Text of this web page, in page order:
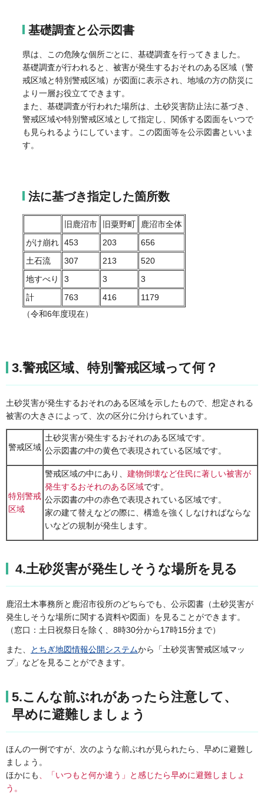
基礎調査と公示図書
県は、この危険な個所ごとに、基礎調査を行ってきました。
基礎調査が行われると、被害が発生するおそれのある区域（警
戒区域と特別警戒区域）が図面に表示され、地域の方の防災に
より一層お役立てできます。
また、基礎調査が行われた場所は、土砂災害防止法に基づき、
警戒区域や特別警戒区域として指定し、関係する図面をいつで
も見られるようにしています。この図面等を公示図書といいま
す。
法に基づき指定した箇所数
旧鹿沼市 旧粟野町
鹿沼市全体
がけ崩れ 453 203
656
土石流
307 213
520
地すべり
3 3
3
計
763 416
1179
（令和6年度現在）
3.警戒区域、特別警戒区域って何？
土砂災害が発生するおそれのある区域を示したもので、想定される
被害の大きさによって、次の区分に分けられています。
警戒区域
土砂災害が発生するおそれのある区域です。
公示図書の中の黄色で表現されている区域です。
特別警戒
区域
警戒区域の中にあり、 建物倒壊など住民に著しい被害が
発生するおそれのある区域です。
公示図書の中の赤色で表現されている区域です。
家の建て替えなどの際に、構造を強くしなければならな
いなどの規制が発生します。
4.土砂災害が発生しそうな場所を見る
鹿沼土木事務所と鹿沼市役所のどちらでも、公示図書（土砂災害が
発生しそうな場所に関する資料や図面）を見ることができます。
（窓口：土日祝祭日を除く、8時30分から17時15分まで）
また、 とちぎ地図情報公開システムから「土砂災害警戒区域マッ
プ」などを見ることができます。
5.こんな前ぶれがあったら注意して、
早めに避難しましょう
ほんの一例ですが、次のような前ぶれが見られたら、早めに避難し
ましょう。
ほかにも、「いつもと何か違う」と感じたら早めに避難しましょ
う。